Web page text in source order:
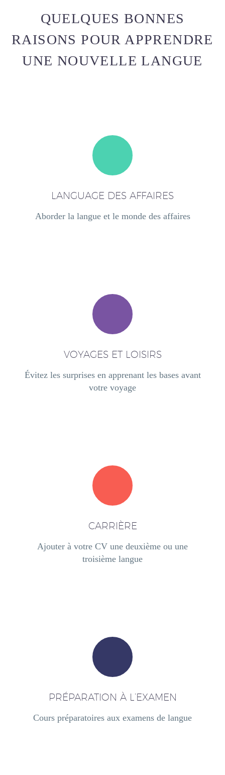
QUELQUES BONNES
RAISONS POUR APPRENDRE
UNE NOUVELLE LANGUE
LANGUAGE DES AFFAIRES
Aborder la langue et le monde des affaires
VOYAGES ET LOISIRS
Évitez les surprises en apprenant les bases avant
votre voyage
CARRIÈRE
Ajouter à votre CV une deuxième ou une
troisième langue
PRÉPARATION À L’EXAMEN
Cours préparatoires aux examens de langue